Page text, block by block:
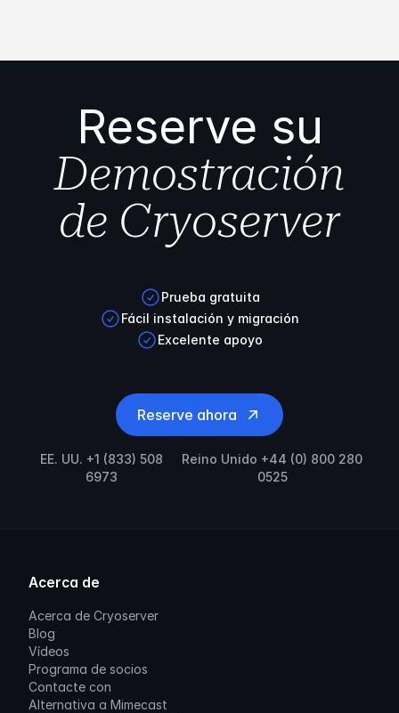
Reserve su
Demostración
de Cryoserver
Prueba gratuita
Fácil instalación y migración
Excelente apoyo
Reserve ahora
EE. UU. +1 (833) 508
6973
Reino Unido +44 (0) 800 280
0525
Acerca de
Acerca de Cryoserver
Blog
Vídeos
Programa de socios
Contacte con
Alternativa a Mimecast